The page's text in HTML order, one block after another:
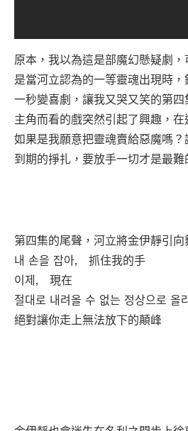
原本，我以為這是部魔幻懸疑劇
是當河立認為的一等靈魂出現時
一秒變喜劇，讓我又哭又笑的第
主角而看的戲突然引起了興趣，在
如果是我願意把靈魂賣給惡魔嗎
到期的掙扎，要放手一切才是最難
第四集的尾聲，河立將金伊靜引向
내 손을 잡아, 抓住我的手
이제, 現在
절대로 내려올 수 없는 정상으로 올
絕對讓你走上無法放下的顛峰